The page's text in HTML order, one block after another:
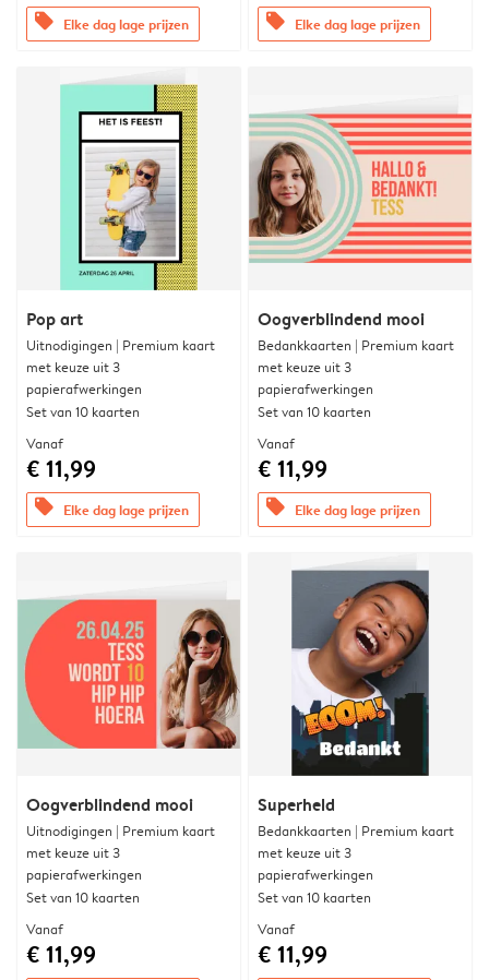
offers Elke dag lage prijzen offers Elke dag lage prijzen
Pop art
Uitnodigingen | Premium kaart
met keuze uit 3
papierafwerkingen
Set van 10 kaarten
Vanaf
€ 11,99
offers Elke dag lage prijzen
Oogverblindend mooi
Bedankkaarten | Premium kaart
met keuze uit 3
papierafwerkingen
Set van 10 kaarten
Vanaf
€ 11,99
offers Elke dag lage prijzen
Oogverblindend mooi
Uitnodigingen | Premium kaart
met keuze uit 3
papierafwerkingen
Set van 10 kaarten
Vanaf
€ 11,99
Superheld
Bedankkaarten | Premium kaart
met keuze uit 3
papierafwerkingen
Set van 10 kaarten
Vanaf
€ 11,99